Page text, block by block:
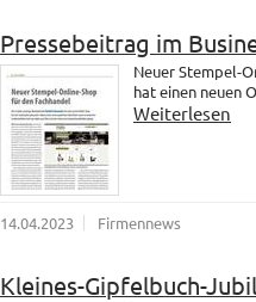
Pressebeitrag im
Neuer Stempel-
hat einen neuen
Weiterlesen
14.04.2023 Firmennews
Kleines-Gipfelbuch-